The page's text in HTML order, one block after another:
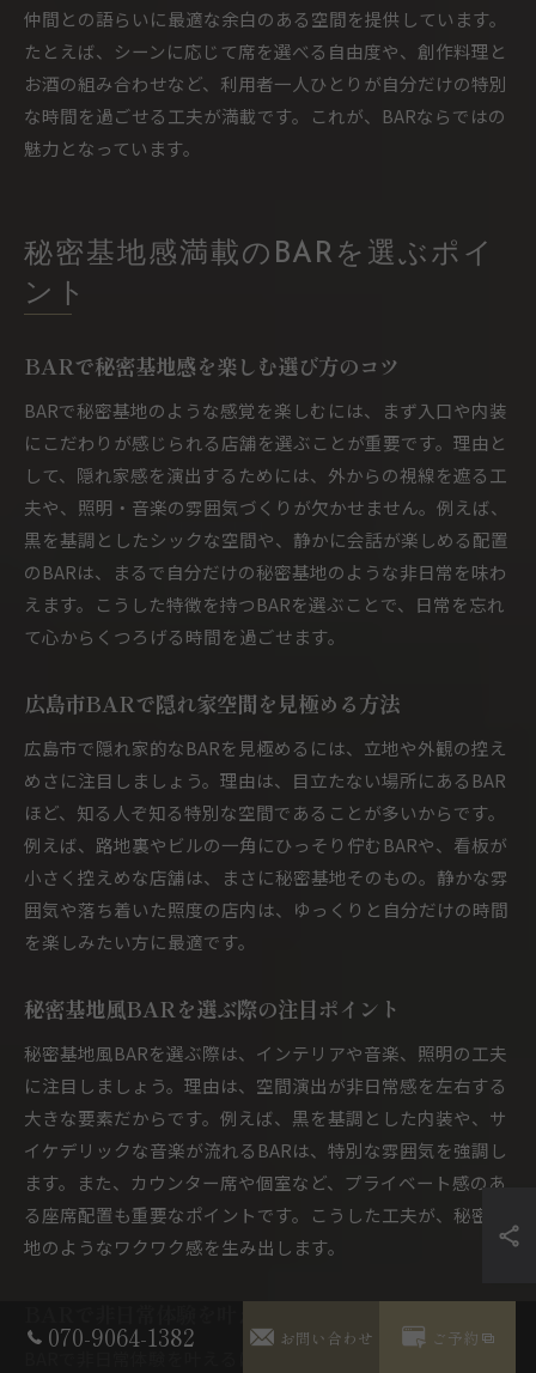
仲間との語らいに最適な余白のある空間を提供しています。
たとえば、シーンに応じて席を選べる自由度や、創作料理と
お酒の組み合わせなど、利用者一人ひとりが自分だけの特別
な時間を過ごせる工夫が満載です。これが、BARならではの
魅力となっています。
秘密基地感満載のBARを選ぶポイ
ント
BARで秘密基地感を楽しむ選び方のコツ
BARで秘密基地のような感覚を楽しむには、まず入口や内装
にこだわりが感じられる店舗を選ぶことが重要です。理由と
して、隠れ家感を演出するためには、外からの視線を遮る工
夫や、照明・音楽の雰囲気づくりが欠かせません。例えば、
黒を基調としたシックな空間や、静かに会話が楽しめる配置
のBARは、まるで自分だけの秘密基地のような非日常を味わ
えます。こうした特徴を持つBARを選ぶことで、日常を忘れ
て心からくつろげる時間を過ごせます。
広島市BARで隠れ家空間を見極める方法
広島市で隠れ家的なBARを見極めるには、立地や外観の控え
めさに注目しましょう。理由は、目立たない場所にあるBAR
ほど、知る人ぞ知る特別な空間であることが多いからです。
例えば、路地裏やビルの一角にひっそり佇むBARや、看板が
小さく控えめな店舗は、まさに秘密基地そのもの。静かな雰
囲気や落ち着いた照度の店内は、ゆっくりと自分だけの時間
を楽しみたい方に最適です。
秘密基地風BARを選ぶ際の注目ポイント
秘密基地風BARを選ぶ際は、インテリアや音楽、照明の工夫
に注目しましょう。理由は、空間演出が非日常感を左右する
大きな要素だからです。例えば、黒を基調とした内装や、サ
イケデリックな音楽が流れるBARは、特別な雰囲気を強調し
ます。また、カウンター席や個室など、プライベート感のあ
る座席配置も重要なポイントです。こうした工夫が、秘密基
地のようなワクワク感を生み出します。
070-9064-1382 お問い合わせ ご予約